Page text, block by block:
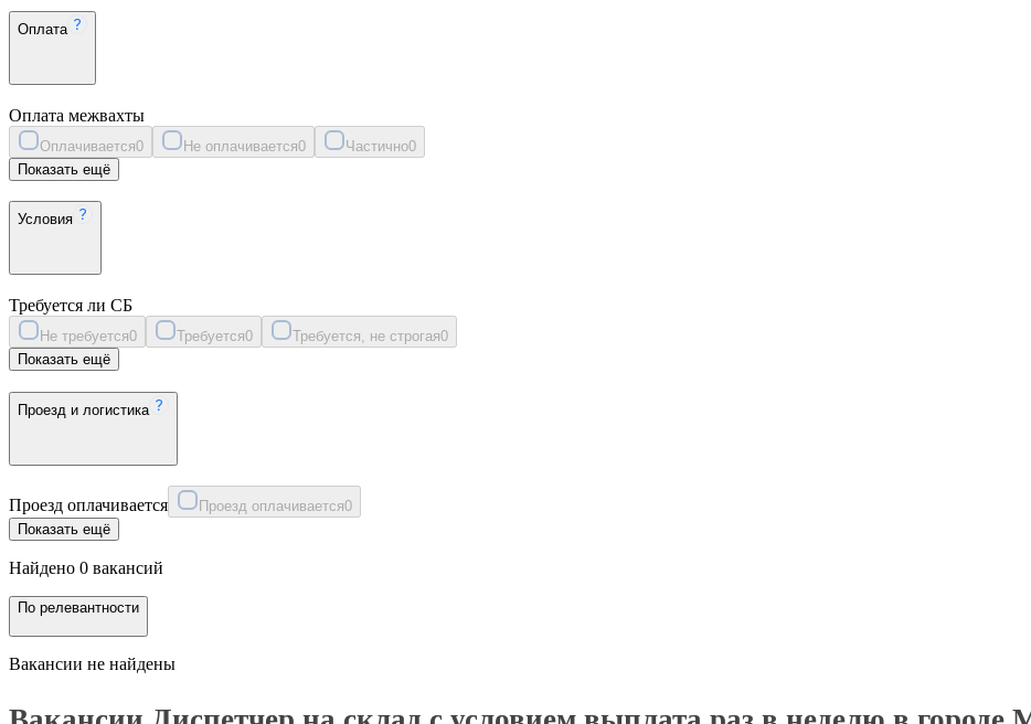
Оплата
Оплата межвахты
Оплачивается0 Не оплачивается0 Частично0
Показать ещё
Условия
Требуется ли СБ
Не требуется0 Требуется0 Требуется, не строгая0
Показать ещё
Проезд и логистика
Проезд оплачивается Проезд оплачивается0
Показать ещё
Найдено 0 вакансий
По релевантности
Вакансии не найдены